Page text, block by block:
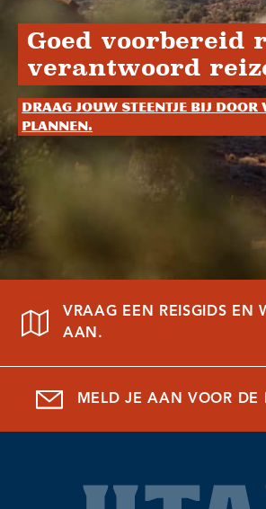
Goed voorbereid
verantwoord
Draag jouw steentje bij
plannen.
VRAAG EEN REISGIDS EN
AAN.
MELD JE AAN VOOR DE